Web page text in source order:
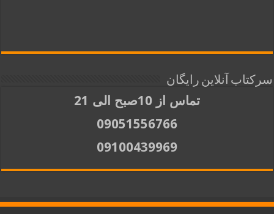
سرکتاب آنلاین رایگان
تماس از 10صبح الی 21
09051556766
09100439969